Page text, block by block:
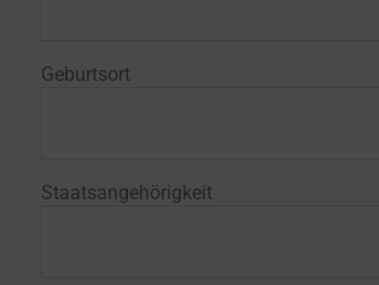
Geburtsort
Staatsangehörigkeit